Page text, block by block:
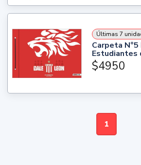
Últimas 7
Carpeta N°5
Estudiantes
$4950
1